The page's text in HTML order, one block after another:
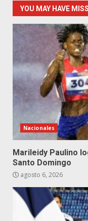
YOU MAY HAVE
Nacionales
Marileidy Paulino
Santo Domingo
agosto 6, 2026